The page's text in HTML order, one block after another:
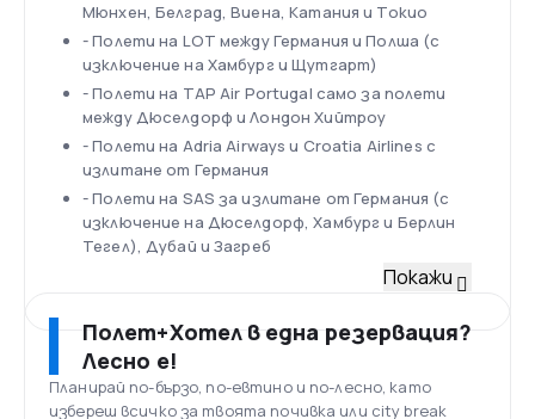
Мюнхен, Белград, Виена, Катания и Токио
- Полети на LOT между Германия и Полша (с
изключение на Хамбург и Щутгарт)
- Полети на TAP Air Portugal само за полети
между Дюселдорф и Лондон Хийтроу
- Полети на Adria Airways и Croatia Airlines с
излитане от Германия
- Полети на SAS за излитане от Германия (с
изключение на Дюселдорф, Хамбург и Берлин
Тегел), Дубай и Загреб
разполага с втората по големина флотилия в
света. Към 2018 г. се състои от 279 самолета
от почти всякакъв размер:
• Airbus (A380-800; A340-600; A340-300; A350-900,
Покажи
Полет+Хотел в една резервация?
Лесно е!
Планирай по-бързо, по-евтино и по-лесно, като
избереш всичко за твоята почивка или city break